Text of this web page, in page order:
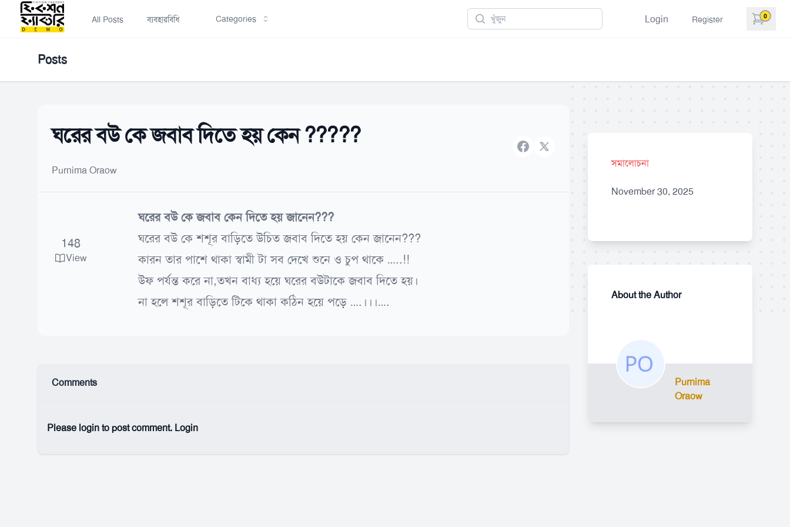
All Posts ব্যবহারবিধি Categories Search Login Register 0
items in
Posts
ঘরের বউ কে জবাব দিতে হয় কেন ?????
Purnima Oraow
FacebookX brand
148
View
ঘরের বউ কে জবাব কেন দিতে হয় জানেন???
ঘরের বউ কে শশূর বাড়িতে উচিত জবাব দিতে হয় কেন জানেন???
কারন তার পাশে থাকা স্বামী টা সব দেখে শুনে ও চুপ থাকে …..!!
উফ পর্যন্ত করে না,তখন বাধ্য হয়ে ঘরের বউটাকে জবাব দিতে হয়।
না হলে শশূর বাড়িতে টিকে থাকা কঠিন হয়ে পড়ে ….।।।….
Comments
Please login to post comment. Login
সমালোচনা
November 30, 2025
About the Author
Purnima
Oraow